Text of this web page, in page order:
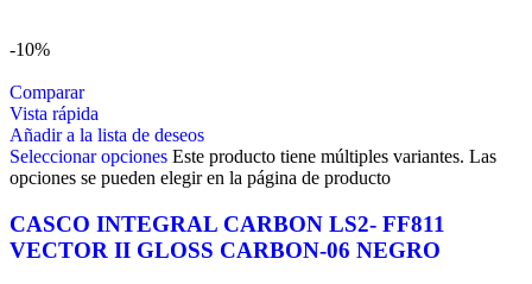
-10%
Comparar
Vista rápida
Añadir a la lista de deseos
Seleccionar opciones Este producto tiene múltiples variantes. Las
opciones se pueden elegir en la página de producto
CASCO INTEGRAL CARBON LS2- FF811
VECTOR II GLOSS CARBON-06 NEGRO